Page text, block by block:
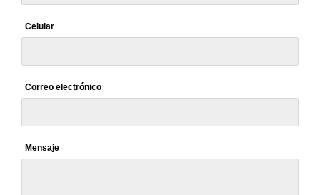
Celular
Correo electrónico
Mensaje